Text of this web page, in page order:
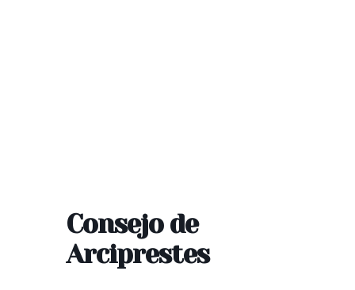
Consejo de
Arciprestes